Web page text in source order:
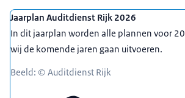
Jaarplan Auditdienst Rijk 2026
In dit jaarplan worden alle plannen voor
wij de komende jaren gaan uitvoeren.
Beeld: © Auditdienst Rijk